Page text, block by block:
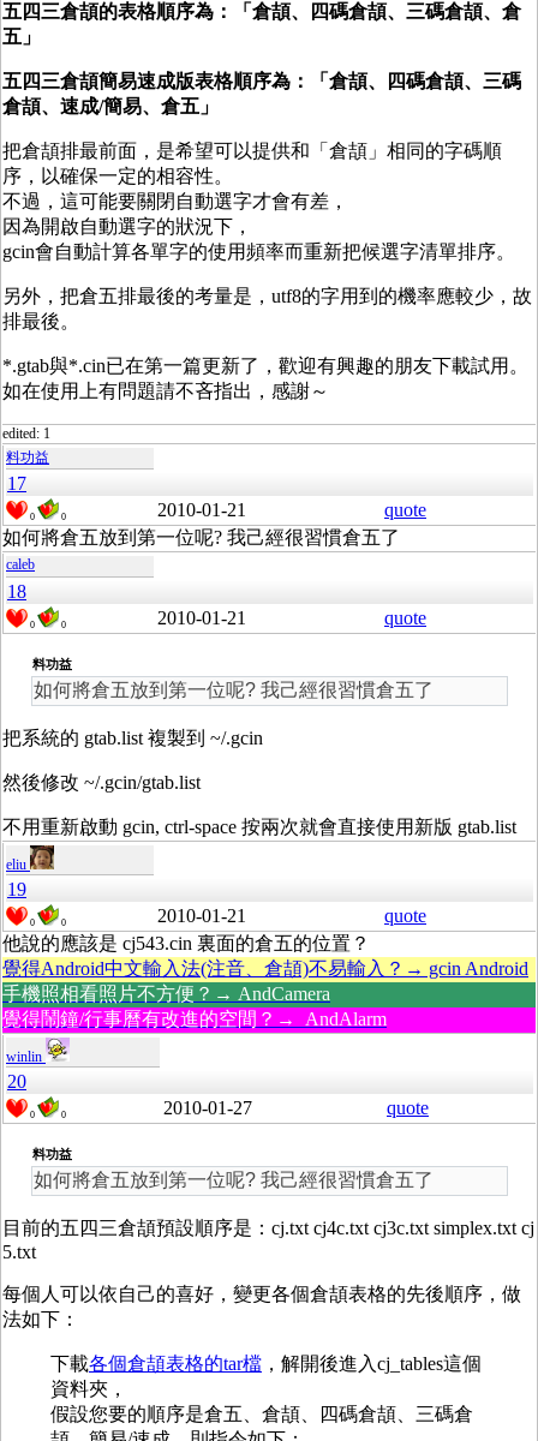
五四三倉頡的表格順序為：「倉頡、四碼倉頡、三碼倉頡、倉
五 」
五四三倉頡簡易速成版表格順序為 ：「倉頡、四碼倉頡、三碼
倉頡、速成/簡易、倉五 」
把倉頡排最前面，是希望可以提供和「倉頡」相同的字碼順
序，以確保一定的相容性。
不過，這可能要關閉自動選字才會有差，
因為開啟自動選字的狀況下，
gcin會自動計算各單字的使用頻率而重新把候選字清單排序。
另外，把倉五排最後的考量是，utf8的字用到的機率應較少，故
排最後。
*.gtab與*.cin已在第一篇更新了，歡迎有興趣的朋友下載試用。
如在使用上有問題請不吝指出，感謝～
edited: 1
料功益
17
0 0 2010-01-21
quote
如何將倉五放到第一位呢? 我己經很習慣倉五了
caleb
18
0 0 2010-01-21 quote
料功益
如何將倉五放到第一位呢? 我己經很習慣倉五了
把系統的 gtab.list 複製到 ~/.gcin
然後修改 ~/.gcin/gtab.list
不用重新啟動 gcin, ctrl-space 按兩次就會直接使用新版 gtab.list
eliu
19
0 0 2010-01-21
quote
他說的應該是 cj543.cin 裏面的倉五的位置？
覺得Android中文輸入法(注音、倉頡)不易輸入？→ gcin Android
手機照相看照片不方便？→ AndCamera
覺得鬧鐘/行事曆有改進的空間？→ AndAlarm
winlin
20
0 0 2010-01-27 quote
料功益
如何將倉五放到第一位呢? 我己經很習慣倉五了
目前的五四三倉頡預設順序是：cj.txt cj4c.txt cj3c.txt simplex.txt cj
5.txt
每個人可以依自己的喜好，變更各個倉頡表格的先後順序，做
法如下：
下載各個倉頡表格的tar檔 ，解開後進入cj_tables這個
資料夾，
假設您要的順序是倉五、倉頡、四碼倉頡、三碼倉